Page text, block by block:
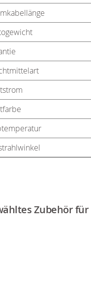
Zubehör